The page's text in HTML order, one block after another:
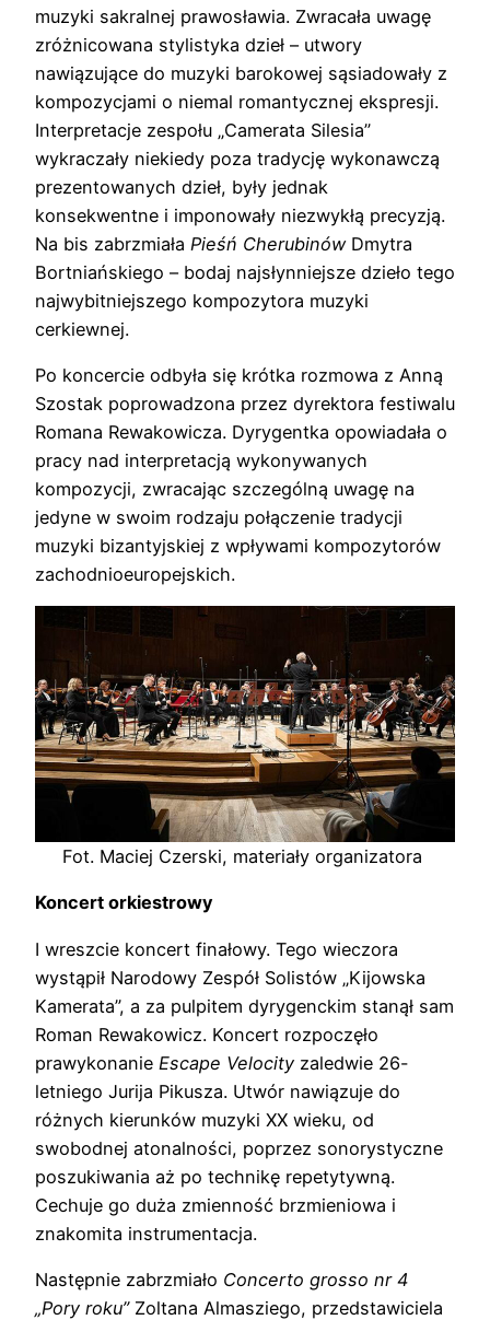
muzyki sakralnej prawosławia. Zwracała uwagę
zróżnicowana stylistyka dzieł – utwory
nawiązujące do muzyki barokowej sąsiadowały z
kompozycjami o niemal romantycznej ekspresji.
Interpretacje zespołu „Camerata Silesia”
wykraczały niekiedy poza tradycję wykonawczą
prezentowanych dzieł, były jednak
konsekwentne i imponowały niezwykłą precyzją.
Na bis zabrzmiała Pieśń CherubinówDmytra
Bortniańskiego – bodaj najsłynniejsze dzieło tego
najwybitniejszego kompozytora muzyki
cerkiewnej.
Po koncercie odbyła się krótka rozmowa z Anną
Szostak poprowadzona przez dyrektora festiwalu
Romana Rewakowicza. Dyrygentka opowiadała o
pracy nad interpretacją wykonywanych
kompozycji, zwracając szczególną uwagę na
jedyne w swoim rodzaju połączenie tradycji
muzyki bizantyjskiej z wpływami kompozytorów
zachodnioeuropejskich.
Fot. Maciej Czerski, materiały organizatora
Koncert orkiestrowy
I wreszcie koncert finałowy. Tego wieczora
wystąpił Narodowy Zespół Solistów „Kijowska
Kamerata”, a za pulpitem dyrygenckim stanął sam
Roman Rewakowicz. Koncert rozpoczęło
prawykonanie Escape Velocity zaledwie 26-
letniego Jurija Pikusza. Utwór nawiązuje do
różnych kierunków muzyki XX wieku, od
swobodnej atonalności, poprzez sonorystyczne
poszukiwania aż po technikę repetytywną.
Cechuje go duża zmienność brzmieniowa i
znakomita instrumentacja.
Następnie zabrzmiało Concerto grosso nr 4
„Pory roku”Zoltana Almasziego, przedstawiciela